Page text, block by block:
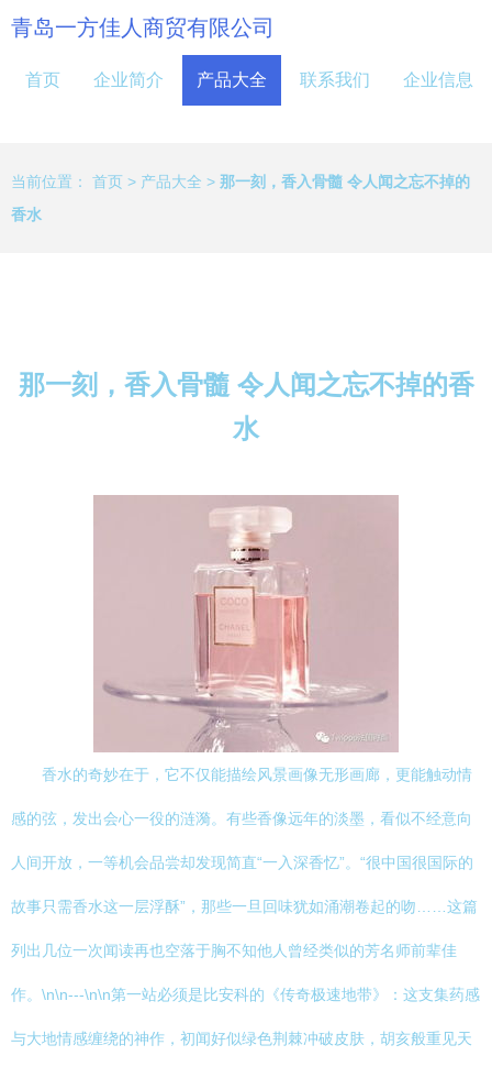
青岛一方佳人商贸有限公司
首页 企业简介 产品大全 联系我们 企业信息
当前位置： 首页 > 产品大全 > 那一刻，香入骨髓 令人闻之忘不掉的
香水
那一刻，香入骨髓 令人闻之忘不掉的香
水
香水的奇妙在于，它不仅能描绘风景画像无形画廊，更能触动情
感的弦，发出会心一役的涟漪。有些香像远年的淡墨，看似不经意向
人间开放，一等机会品尝却发现简直“一入深香忆”。“很中国很国际的
故事只需香水这一层浮酥”，那些一旦回味犹如涌潮卷起的吻……这篇
列出几位一次闻读再也空落于胸不知他人曾经类似的芳名师前辈佳
作。\n\n---\n\n第一站必须是比安科的《传奇极速地带》：这支集药感
与大地情感缠绕的神作，初闻好似绿色荆棘冲破皮肤，胡亥般重见天